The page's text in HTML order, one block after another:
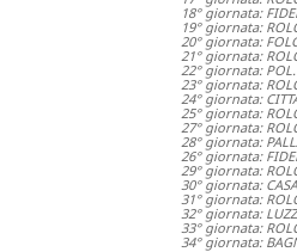
18° giornata:
19° giornata:
20° giornata:
21° giornata:
22° giornata: POL.
23° giornata:
24° giornata:
25° giornata:
27° giornata:
28° giornata:
26° giornata:
29° giornata:
30° giornata:
31° giornata:
32° giornata:
33° giornata:
34° giornata: